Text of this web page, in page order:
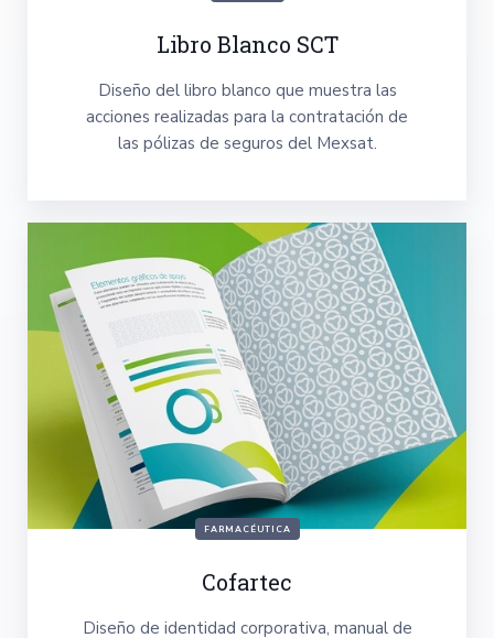
Libro Blanco SCT
Diseño del libro blanco que muestra las
acciones realizadas para la contratación de
las pólizas de seguros del Mexsat.
FARMACÉUTICA
Cofartec
Diseño de identidad corporativa, manual de